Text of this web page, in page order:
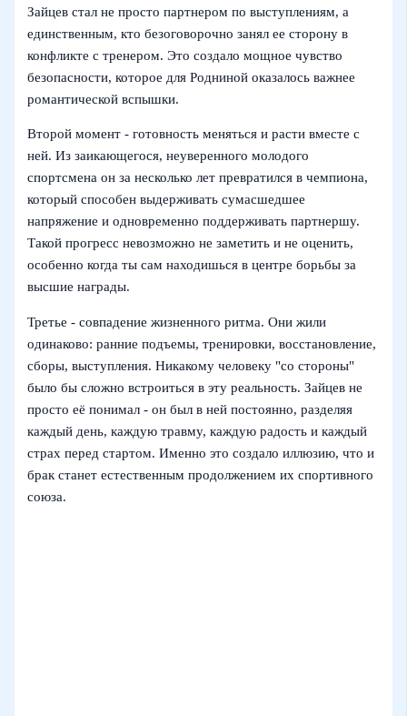
Зайцев стал не просто партнером по выступлениям, а
единственным, кто безоговорочно занял ее сторону в
конфликте с тренером. Это создало мощное чувство
безопасности, которое для Родниной оказалось важнее
романтической вспышки.
Второй момент - готовность меняться и расти вместе с
ней. Из заикающегося, неуверенного молодого
спортсмена он за несколько лет превратился в чемпиона,
который способен выдерживать сумасшедшее
напряжение и одновременно поддерживать партнершу.
Такой прогресс невозможно не заметить и не оценить,
особенно когда ты сам находишься в центре борьбы за
высшие награды.
Третье - совпадение жизненного ритма. Они жили
одинаково: ранние подъемы, тренировки, восстановление,
сборы, выступления. Никакому человеку "со стороны"
было бы сложно встроиться в эту реальность. Зайцев не
просто её понимал - он был в ней постоянно, разделяя
каждый день, каждую травму, каждую радость и каждый
страх перед стартом. Именно это создало иллюзию, что и
брак станет естественным продолжением их спортивного
союза.